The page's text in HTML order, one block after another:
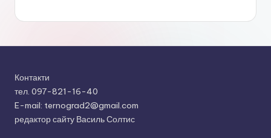
Контакти
тел. 097-821-16-40
E-mail: ternograd2@gmail.com
редактор сайту Василь Солтис